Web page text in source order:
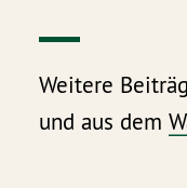
Weitere
und aus dem